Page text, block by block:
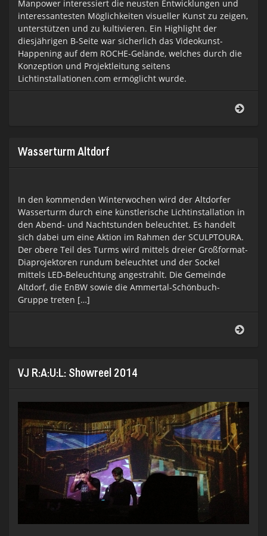
Manpower interessiert die neusten Entwicklungen und
interessantesten Möglichkeiten visueller Kunst zu zeigen,
unterstützen und zu kultivieren. Ein Highlight der
diesjährigen B-Seite war sicherlich das Videokunst-
Happening auf dem ROCHE-Gelände, welches durch die
Konzeption und Projektleitung seitens
Lichtinstallationen.com ermöglicht wurde.
Wasserturm Altdorf
In den kommenden Winterwochen wird der Altdorfer
Wasserturm durch eine künstlerische Lichtinstallation in
den Abend- und Nachtstunden beleuchtet. Es handelt
sich dabei um eine Aktion im Rahmen der SCULPTOURA.
Der obere Teil des Turms wird mittels dreier Großformat-
Diaprojektoren rundum beleuchtet und der Sockel
mittels LED-Beleuchtung angestrahlt. Die Gemeinde
Altdorf, die EnBW sowie die Ammertal-Schönbuch-
Gruppe treten […]
VJ R:A:U:L: Showreel 2014